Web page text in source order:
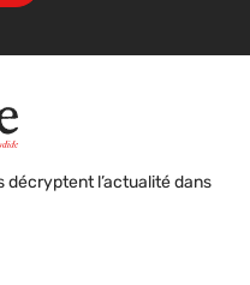
décryptent l’actualité dans